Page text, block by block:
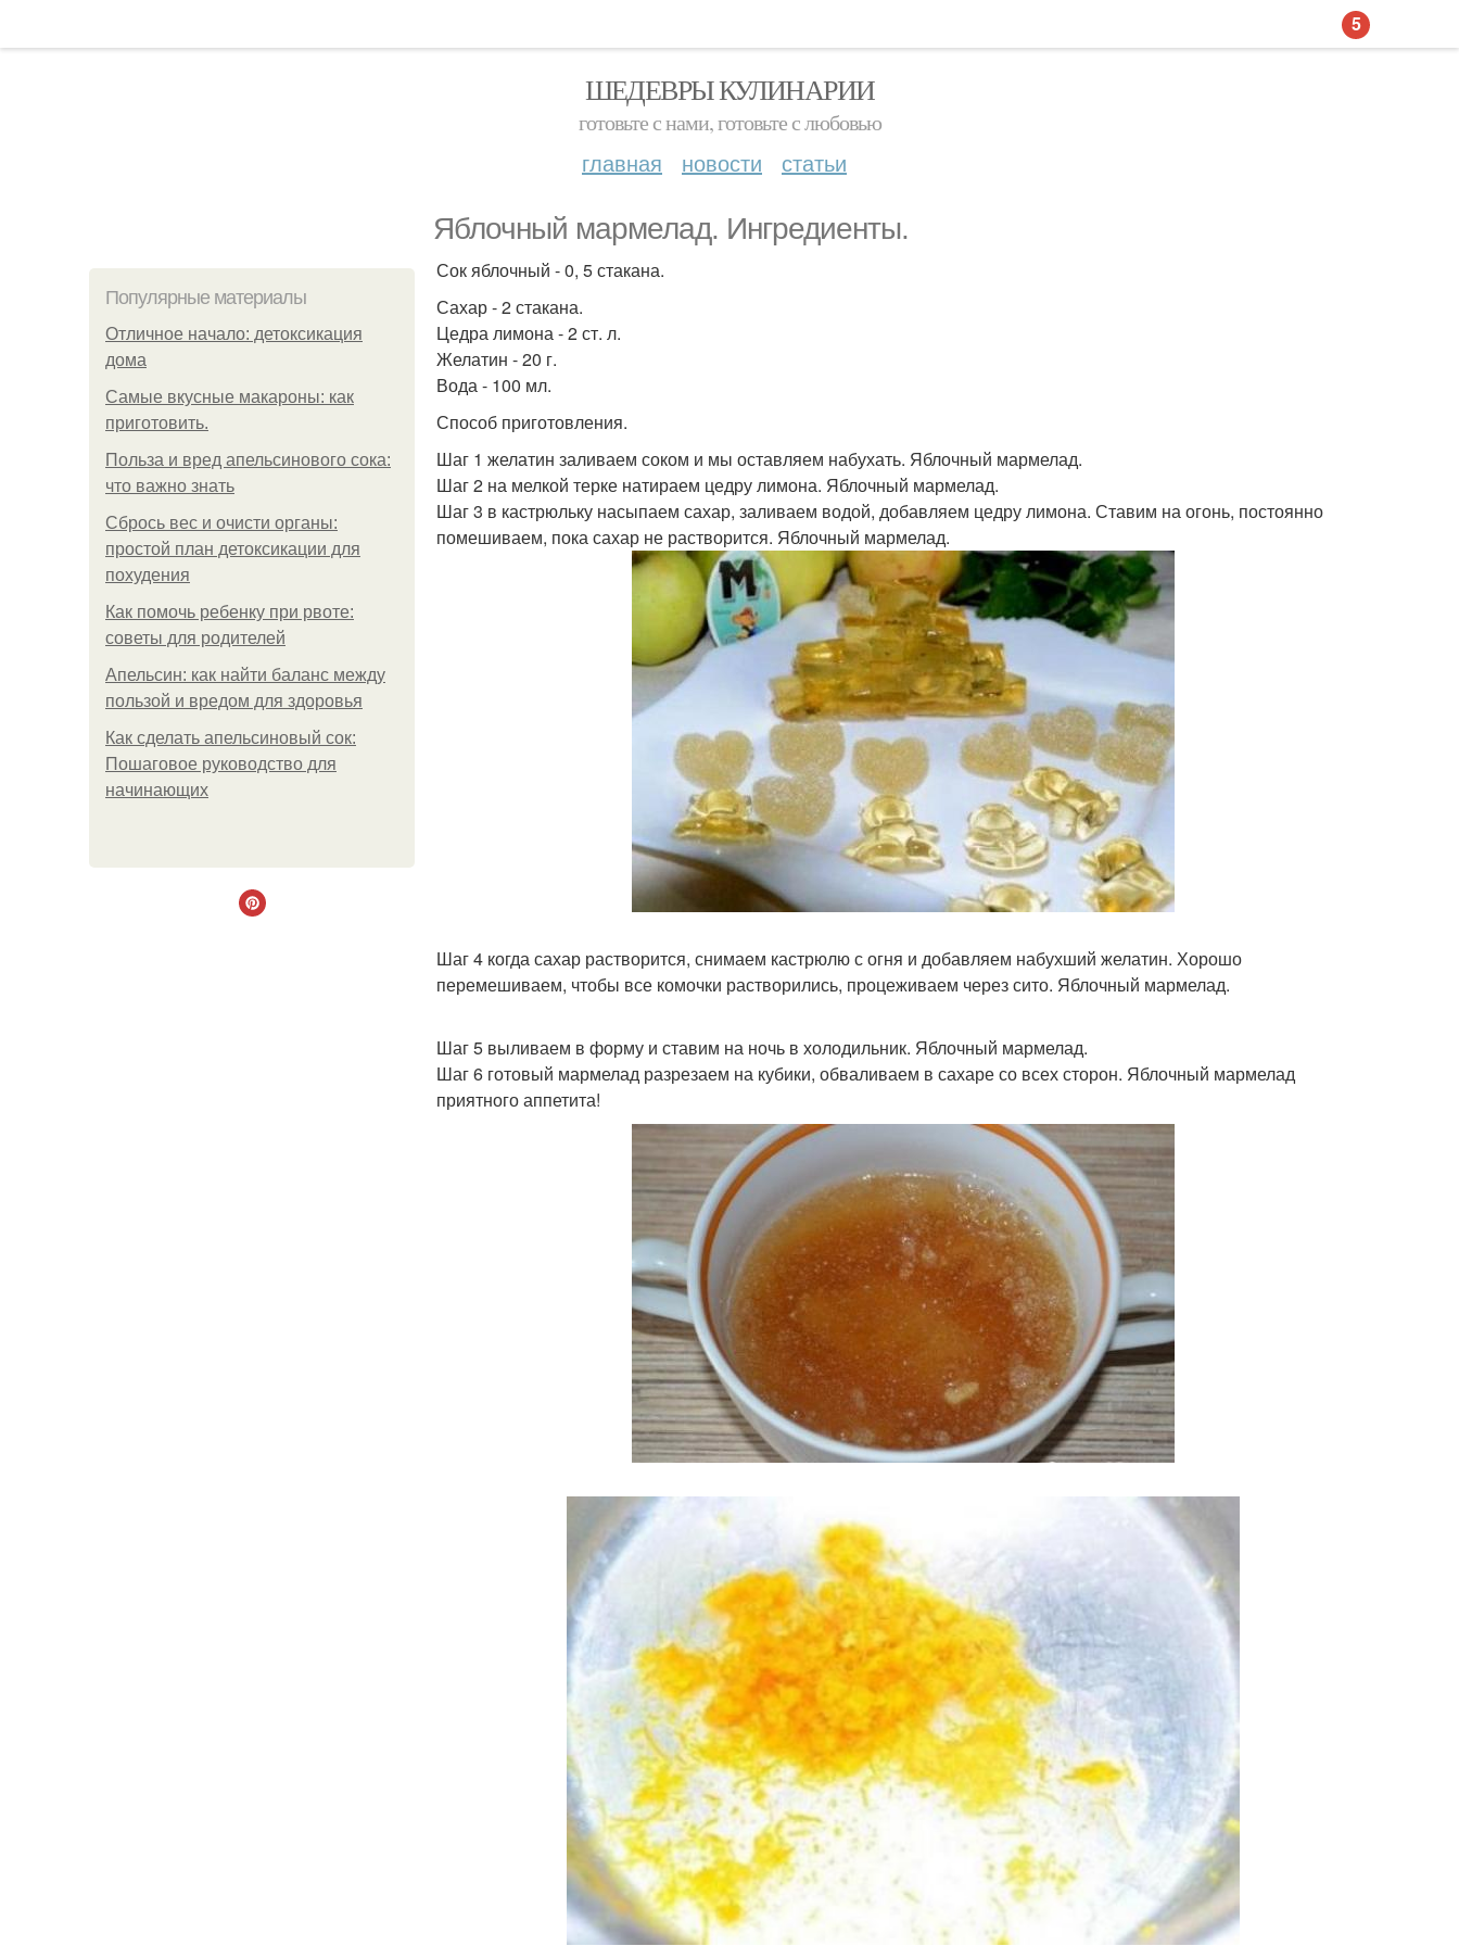
ШЕДЕВРЫ КУЛИНАРИИ
готовьте с нами, готовьте с любовью
главная новости статьи
Яблочный мармелад. Ингредиенты.
Популярные материалы
Отличное начало: детоксикация
дома
Самые вкусные макароны: как
приготовить.
Польза и вред апельсинового сока:
что важно знать
Сбрось вес и очисти органы:
простой план детоксикации для
похудения
Как помочь ребенку при рвоте:
советы для родителей
Апельсин: как найти баланс между
пользой и вредом для здоровья
Как сделать апельсиновый сок:
Пошаговое руководство для
начинающих
Сок яблочный - 0, 5 стакана.
Сахар - 2 стакана.
Цедра лимона - 2 ст. л.
Желатин - 20 г.
Вода - 100 мл.
Способ приготовления.
Шаг 1 желатин заливаем соком и мы оставляем набухать. Яблочный мармелад.
Шаг 2 на мелкой терке натираем цедру лимона. Яблочный мармелад.
Шаг 3 в кастрюльку насыпаем сахар, заливаем водой, добавляем цедру лимона. Ставим на огонь, постоянно
помешиваем, пока сахар не растворится. Яблочный мармелад.
Шаг 4 когда сахар растворится, снимаем кастрюлю с огня и добавляем набухший желатин. Хорошо
перемешиваем, чтобы все комочки растворились, процеживаем через сито. Яблочный мармелад.
Шаг 5 выливаем в форму и ставим на ночь в холодильник. Яблочный мармелад.
Шаг 6 готовый мармелад разрезаем на кубики, обваливаем в сахаре со всех сторон. Яблочный мармелад
приятного аппетита!
5